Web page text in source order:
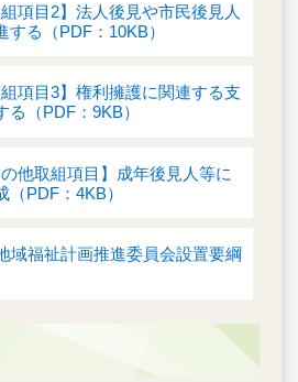
項目2】法人後見や市民後見人
する（PDF：10KB）
項目3】権利擁護に関連する支
（PDF：9KB）
他取組項目】成年後見人等に
PDF：4KB）
福祉計画推進委員会設置要綱